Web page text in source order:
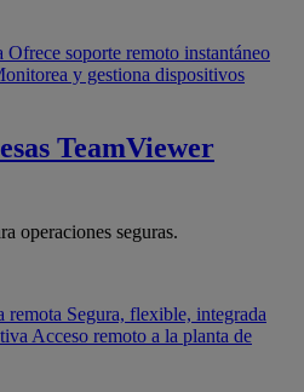
Ofrece soporte remoto instantáneo
y gestiona dispositivos
TeamViewer
operaciones seguras.
remota Segura, flexible, integrada
Acceso remoto a la planta de